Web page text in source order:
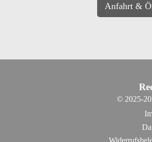
Anfahrt &
© 2025-